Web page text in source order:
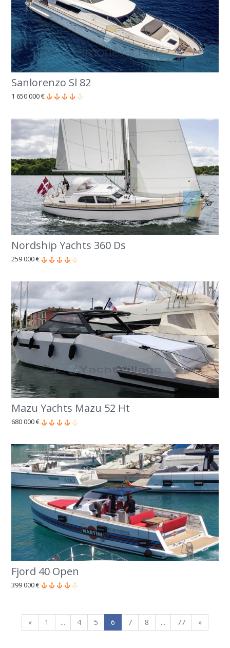
Sanlorenzo Sl 82
1 650 000 €
Nordship Yachts 360 Ds
259 000 €
Mazu Yachts Mazu 52 Ht
680 000 €
Fjord 40 Open
399 000 €
« 1 ... 4 5 6 7 8 ... 77 »